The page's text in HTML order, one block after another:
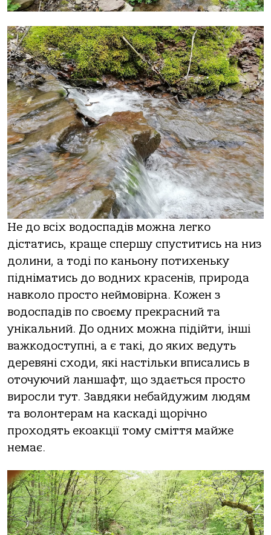
Не до всіх водоспадів можна легко
дістатись, краще спершу спуститись на низ
долини, а тоді по каньону потихеньку
підніматись до водних красенів, природа
навколо просто неймовірна. Кожен з
водоспадів по своєму прекрасний та
унікальний. До одних можна підійти, інші
важкодоступні, а є такі, до яких ведуть
деревяні сходи, які настільки вписались в
оточуючий ланшафт, що здається просто
виросли тут. Завдяки небайдужим людям
та волонтерам на каскаді щорічно
проходять екоакції тому сміття майже
немає.